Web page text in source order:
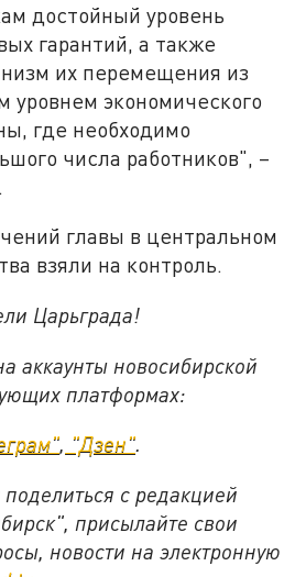
достойный уровень
гарантий, а также
их перемещения из
уровнем экономического
где необходимо
числа работников", –
главы в центральном
взяли на контроль.
Царьграда!
аккаунты новосибирской
платформах:
, "Дзен".
с редакцией
присылайте свои
новости на электронную